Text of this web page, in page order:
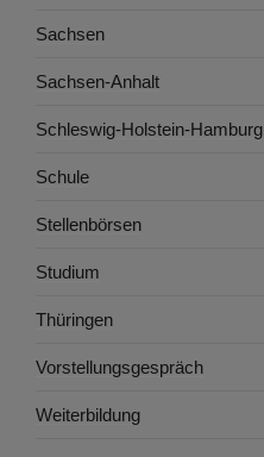
Sachsen
Sachsen-Anhalt
Schleswig-Holstein-Hamburg
Schule
Stellenbörsen
Studium
Thüringen
Vorstellungsgespräch
Weiterbildung